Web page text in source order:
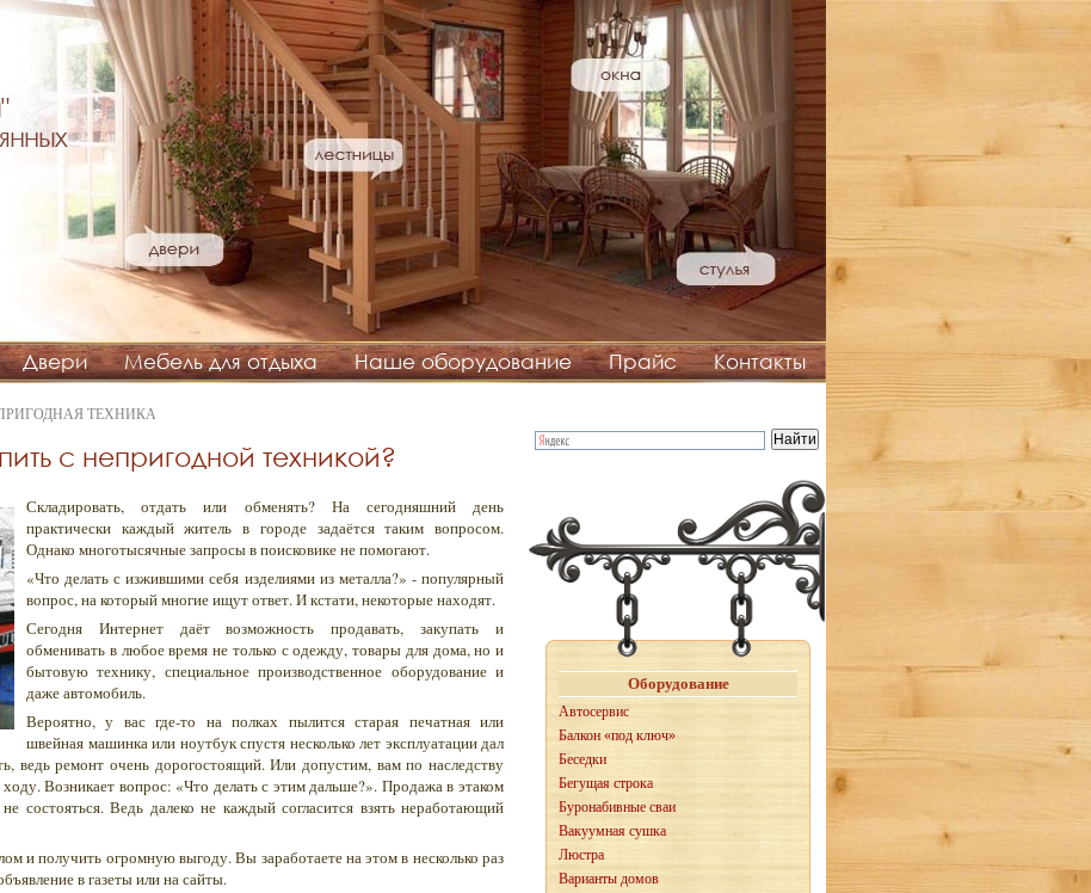
Двери Мебель для отдыха Наше оборудование Прайс Контакты
ТЕХНИКА
с непригодной техникой?
Складировать, отдать или обменять? На сегодняшний день
практически каждый житель в городе задаётся таким вопросом.
Однако многотысячные запросы в поисковике не помогают.
«Что делать с изжившими себя изделиями из металла?» - популярный
вопрос, на который многие ищут ответ. И кстати, некоторые находят.
Сегодня Интернет даёт возможность продавать, закупать и
обменивать в любое время не только с одежду, товары для дома, но и
бытовую технику, специальное производственное оборудование и
даже автомобиль.
Вероятно, у вас где-то на полках пылится старая печатная или
швейная машинка или ноутбук спустя несколько лет эксплуатации дал
ведь ремонт очень дорогостоящий. Или допустим, вам по наследству
Возникает вопрос: «Что делать с этим дальше?». Продажа в этаком
состояться. Ведь далеко не каждый согласится взять неработающий
и получить огромную выгоду. Вы заработаете на этом в несколько раз
в газеты или на сайты.
Оборудование
Автосервис
Балкон «под ключ»
Беседки
Бегущая строка
Буронабивные сваи
Вакуумная сушка
Люстра
Варианты домов